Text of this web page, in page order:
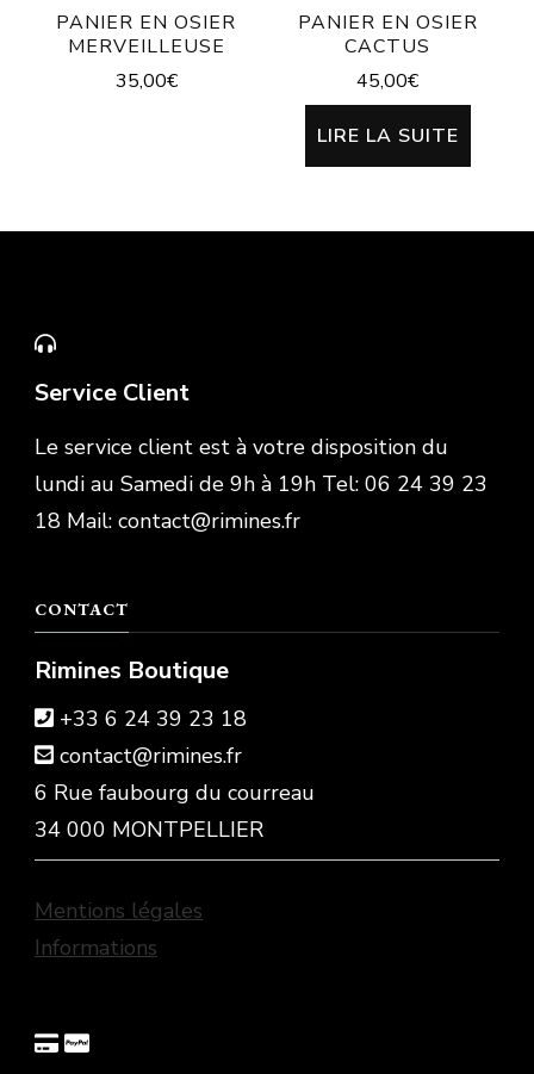
PANIER EN OSIER
MERVEILLEUSE
35,00€
PANIER EN OSIER
CACTUS
45,00€
LIRE LA SUITE
Service Client
Le service client est à votre disposition du
lundi au Samedi de 9h à 19h Tel: 06 24 39 23
18 Mail: contact@rimines.fr
CONTACT
Rimines Boutique
+33 6 24 39 23 18
contact@rimines.fr
6 Rue faubourg du courreau
34 000 MONTPELLIER
Mentions légales
Informations